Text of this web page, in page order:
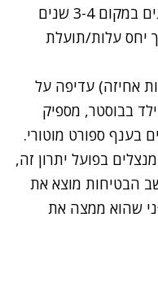
מוצר שמאפשר למשוך 6 עד 7 שנים במקום 3-4 שנים
יחס עלות/תועלת
פנימית (5 נקודות אחיזה) עדיפה על
בבוסטר, מספיק
בענף ספורט מוטורי.
בפועל יתרון זה,
הבטיחות מוצא את
שהוא ממצה את